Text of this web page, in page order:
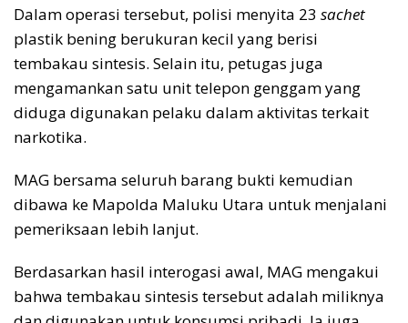
Dalam operasi tersebut, polisi menyita 23 sachet
plastik bening berukuran kecil yang berisi
tembakau sintesis. Selain itu, petugas juga
mengamankan satu unit telepon genggam yang
diduga digunakan pelaku dalam aktivitas terkait
narkotika.
MAG bersama seluruh barang bukti kemudian
dibawa ke Mapolda Maluku Utara untuk menjalani
pemeriksaan lebih lanjut.
Berdasarkan hasil interogasi awal, MAG mengakui
bahwa tembakau sintesis tersebut adalah miliknya